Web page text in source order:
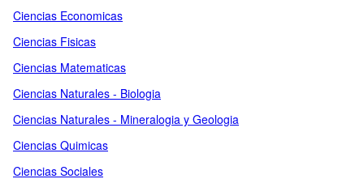
Ciencias Economicas
Ciencias Fisicas
Ciencias Matematicas
Ciencias Naturales - Biologia
Ciencias Naturales - Mineralogia y Geologia
Ciencias Quimicas
Ciencias Sociales